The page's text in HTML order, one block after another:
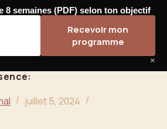
juillet 5, 2024
8 semaines (PDF) selon ton objectif
Recevoir mon
programme
×